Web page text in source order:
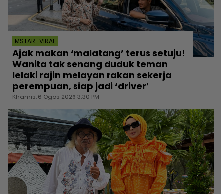
MSTAR | VIRAL
Ajak makan ‘malatang’ terus setuju!
Wanita tak senang duduk teman
lelaki rajin melayan rakan sekerja
perempuan, siap jadi ‘driver’
Khamis, 6 Ogos 2026 3:30 PM